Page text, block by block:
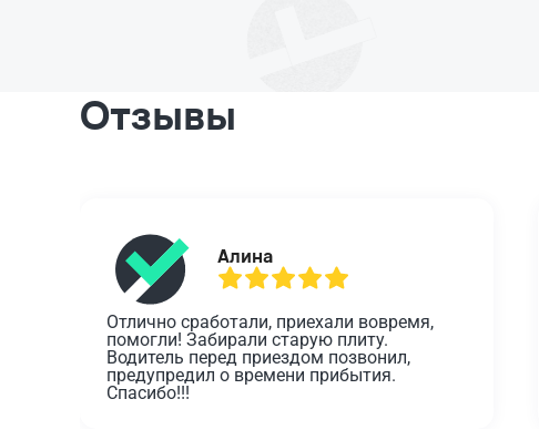
Отзывы
Алина
Отлично сработали, приехали вовремя,
помогли! Забирали старую плиту.
Водитель перед приездом позвонил,
предупредил о времени прибытия.
Спасибо!!!